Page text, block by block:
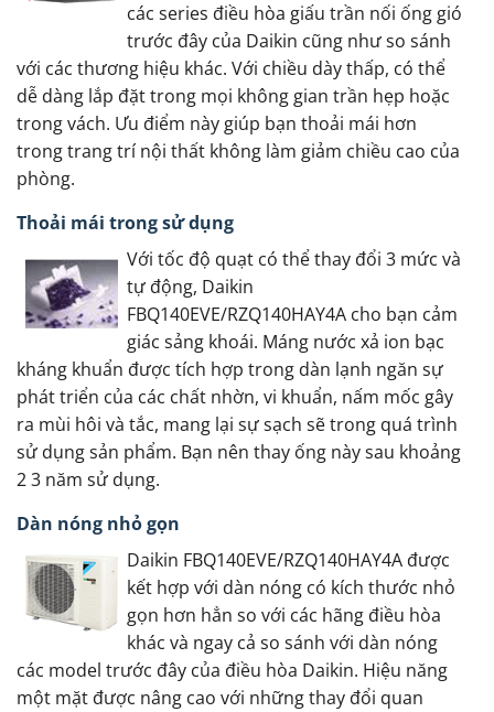
các series điều hòa giấu trần nối ống gió
trước đây của Daikin cũng như so sánh
với các thương hiệu khác. Với chiều dày thấp, có thể
dễ dàng lắp đặt trong mọi không gian trần hẹp hoặc
trong vách. Ưu điểm này giúp bạn thoải mái hơn
trong trang trí nội thất không làm giảm chiều cao của
phòng.
Thoải mái trong sử dụng
Với tốc độ quạt có thể thay đổi 3 mức và
tự động, Daikin
FBQ140EVE/RZQ140HAY4A cho bạn cảm
giác sảng khoái. Máng nước xả ion bạc
kháng khuẩn được tích hợp trong dàn lạnh ngăn sự
phát triển của các chất nhờn, vi khuẩn, nấm mốc gây
ra mùi hôi và tắc, mang lại sự sạch sẽ trong quá trình
sử dụng sản phẩm. Bạn nên thay ống này sau khoảng
2 3 năm sử dụng.
Dàn nóng nhỏ gọn
Daikin FBQ140EVE/RZQ140HAY4A được
kết hợp với dàn nóng có kích thước nhỏ
gọn hơn hẳn so với các hãng điều hòa
khác và ngay cả so sánh với dàn nóng
các model trước đây của điều hòa Daikin. Hiệu năng
một mặt được nâng cao với những thay đổi quan